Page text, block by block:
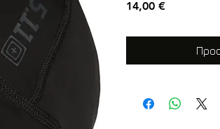
14,00 €Τιμή